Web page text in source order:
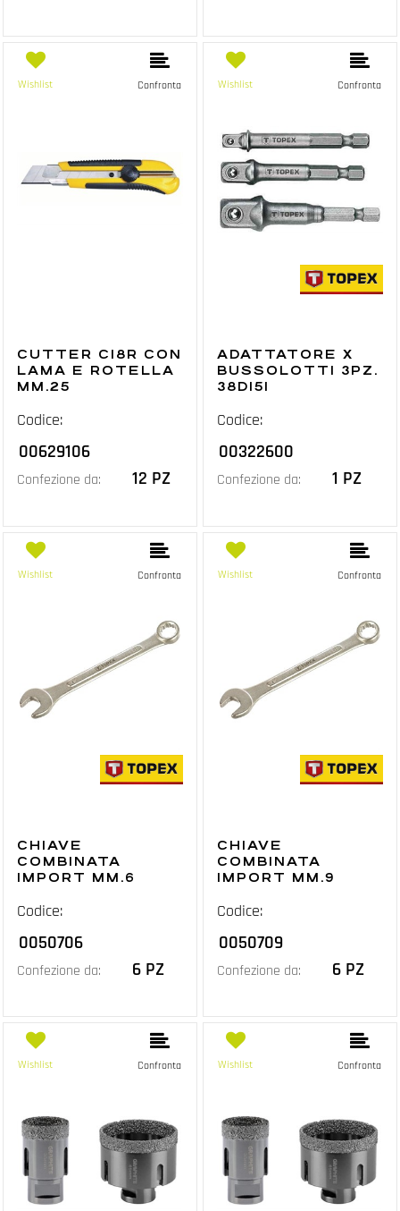
Wishlist Confronta
CUTTER C18R CON
LAMA E ROTELLA
MM.25
Codice:
00629106
Confezione da: 12 PZ
Wishlist Confronta
ADATTATORE X
BUSSOLOTTI 3PZ.
38D151
Codice:
00322600
Confezione da: 1 PZ
Wishlist Confronta
CHIAVE
COMBINATA
IMPORT MM.6
Codice:
0050706
Confezione da: 6 PZ
Wishlist Confronta
CHIAVE
COMBINATA
IMPORT MM.9
Codice:
0050709
Confezione da: 6 PZ
Wishlist Confronta Wishlist Confronta